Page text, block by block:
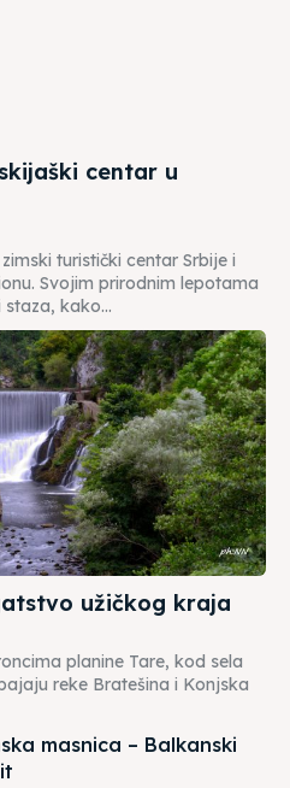
centar u
turistički centar Srbije i
Svojim prirodnim lepotama
kako...
užičkog kraja
planine Tare, kod sela
reke Bratešina i Konjska
masnica – Balkanski